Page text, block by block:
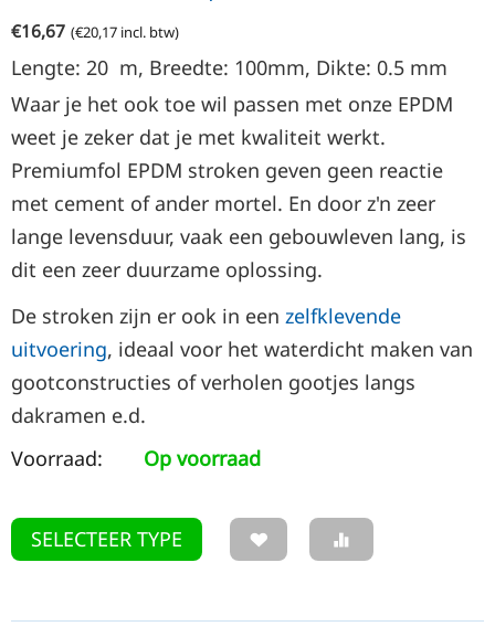
€16,67 (€20,17 incl. btw)
Lengte: 20 m, Breedte: 100mm, Dikte: 0.5 mm
Waar je het ook toe wil passen met onze EPDM
weet je zeker dat je met kwaliteit werkt.
Premiumfol EPDM stroken geven geen reactie
met cement of ander mortel. En door z'n zeer
lange levensduur, vaak een gebouwleven lang, is
dit een zeer duurzame oplossing.
De stroken zijn er ook in een zelfklevende
uitvoering, ideaal voor het waterdicht maken van
gootconstructies of verholen gootjes langs
dakramen e.d.
Voorraad:
Op voorraad
SELECTEER TYPE